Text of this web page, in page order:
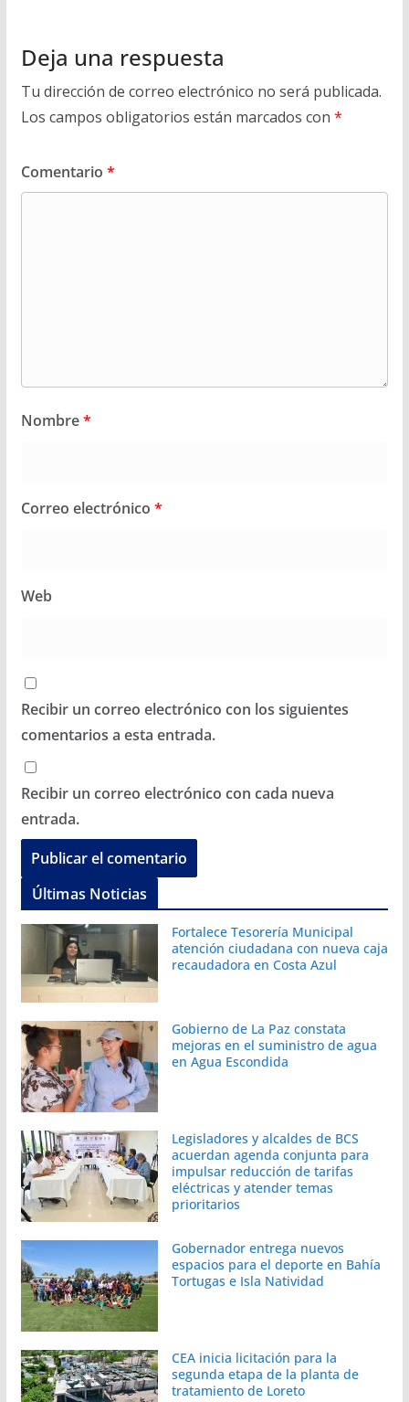
Deja una respuesta
Tu dirección de correo electrónico no será publicada.
Los campos obligatorios están marcados con *
Comentario *
Nombre*
Correo electrónico *
Web
Recibir un correo electrónico con los siguientes
comentarios a esta entrada.
Recibir un correo electrónico con cada nueva
entrada.
Últimas Noticias
Fortalece Tesorería Municipal
atención ciudadana con nueva caja
recaudadora en Costa Azul
Gobierno de La Paz constata
mejoras en el suministro de agua
en Agua Escondida
Legisladores y alcaldes de BCS
acuerdan agenda conjunta para
impulsar reducción de tarifas
eléctricas y atender temas
prioritarios
Gobernador entrega nuevos
espacios para el deporte en Bahía
Tortugas e Isla Natividad
CEA inicia licitación para la
segunda etapa de la planta de
tratamiento de Loreto